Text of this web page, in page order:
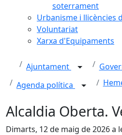
soterrament
Urbanisme i llicències
Voluntariat
Xarxa d'Equipaments
Ajuntament
Agenda política
Alcaldia Oberta.
Dimarts, 12 de maig de 2026 a